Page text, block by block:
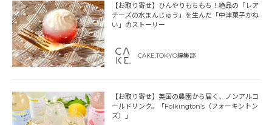
【お取り寄せ】ひんやりもちもち！絶品の「レア
チーズの水まんじゅう」を生んだ「中津菓子かね
い」のストーリー
CAKE.TOKYO編集部
【お取り寄せ】英国の農園から届く、ノンアルコ
ールドリンク。「Folkington’s（フォーキントン
ズ）」